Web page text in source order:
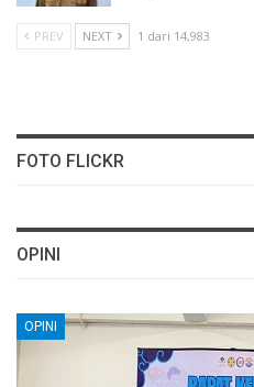
PREV NEXT 1 dari 14,983
FOTO FLICKR
OPINI
OPINI